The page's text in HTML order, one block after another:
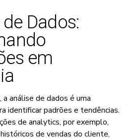
Dados:
em
análise de dados é uma
identificar padrões e tendências.
de analytics, por exemplo,
de vendas do cliente,